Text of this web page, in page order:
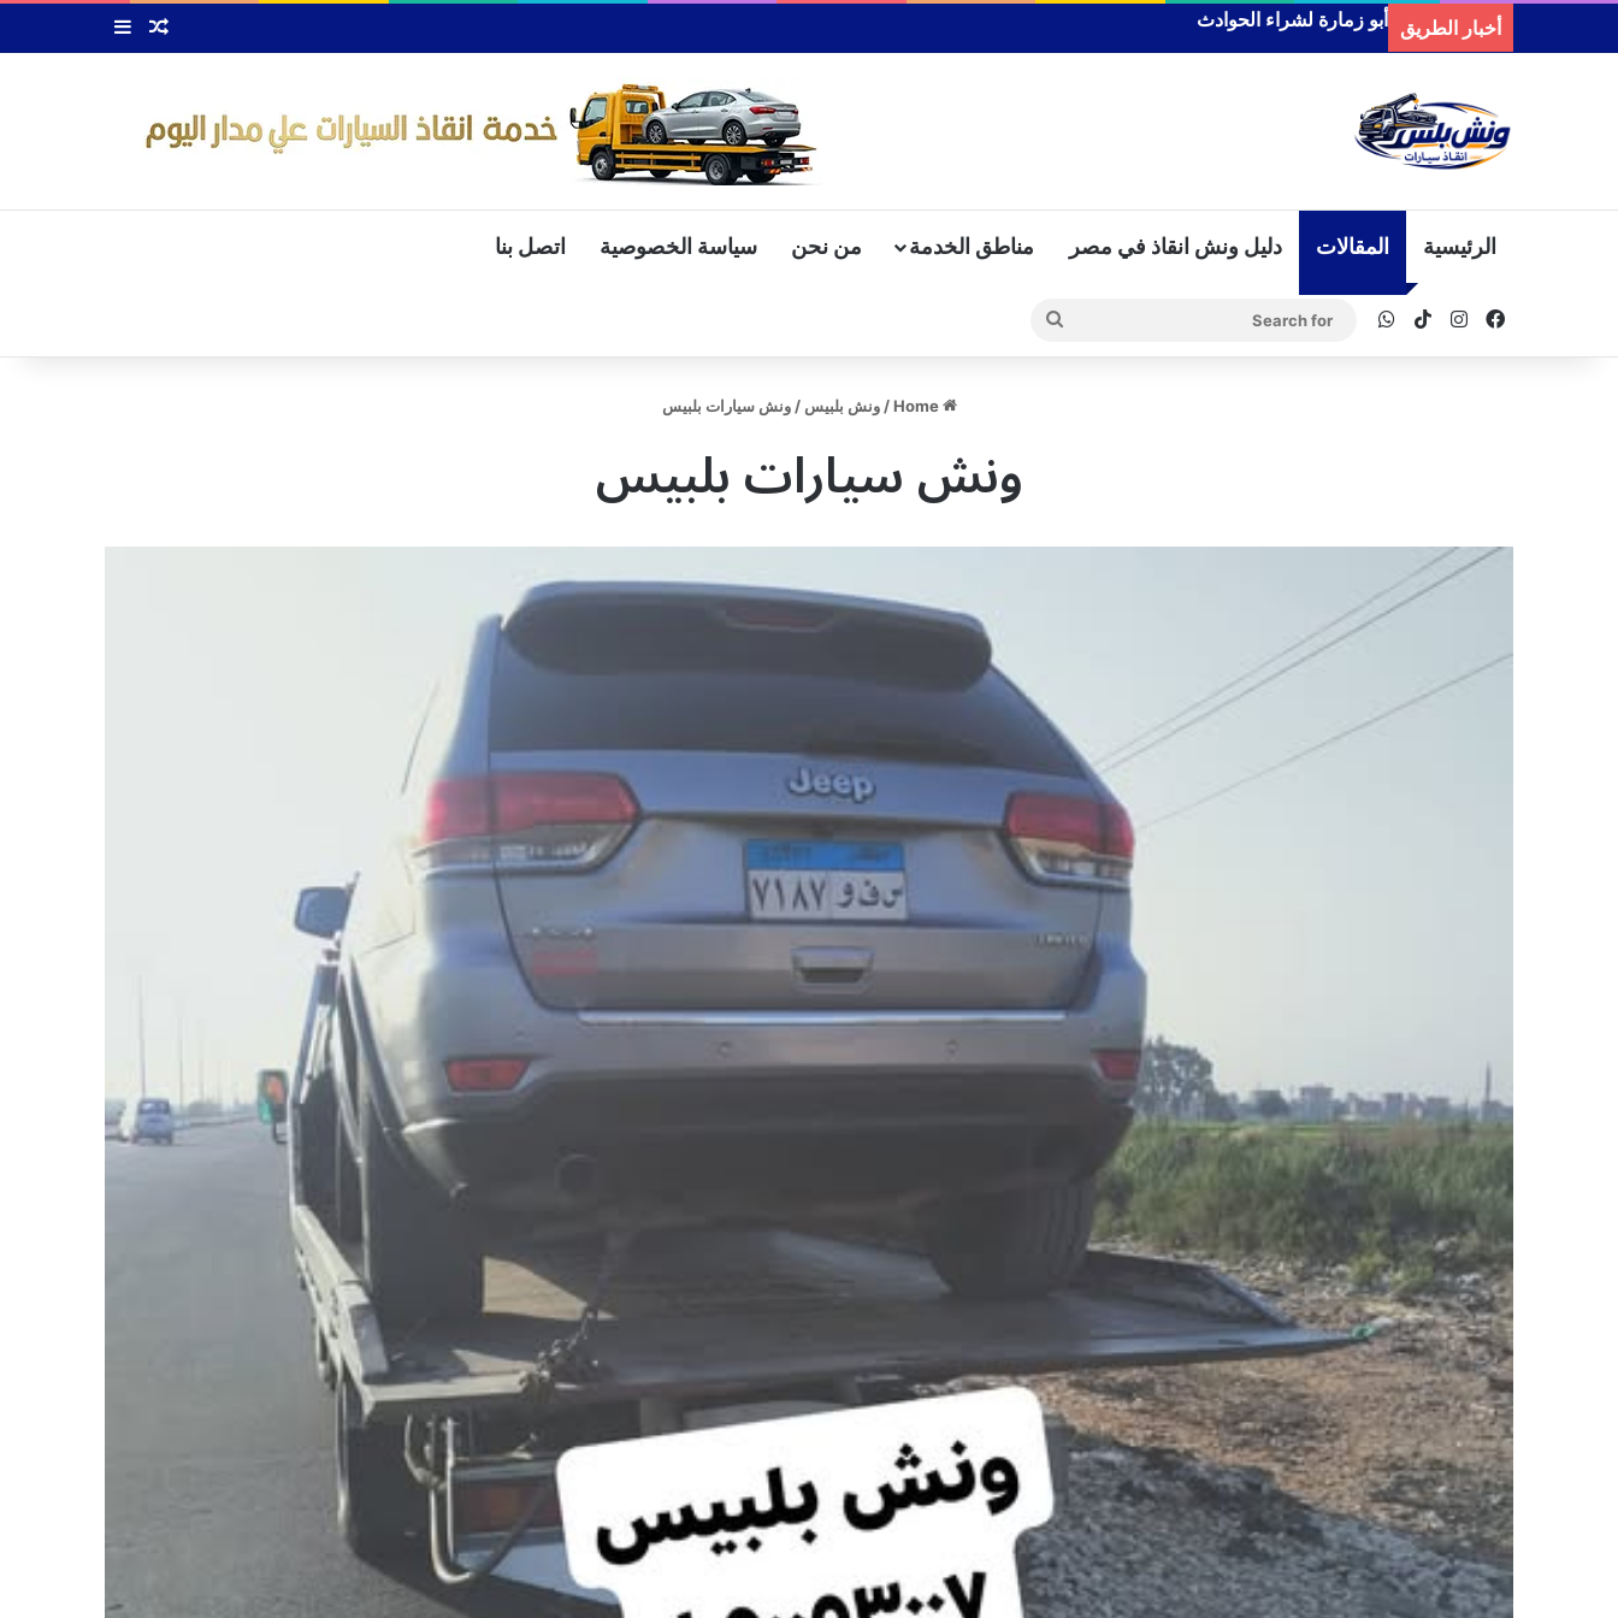
أخبار الطريق رقم ونش انقاذ في ديرب نجم Random Article
Sidebar
الرئيسية المقالات دليل ونش انقاذ في مصر مناطق الخدمة من نحن سياسة الخصوصية اتصل بنا
Facebook
Instagram
TikTok
WhatsApp
Search
for
Home
/ ونش بلبيس / ونش سيارات بلبيس
ونش سيارات بلبيس